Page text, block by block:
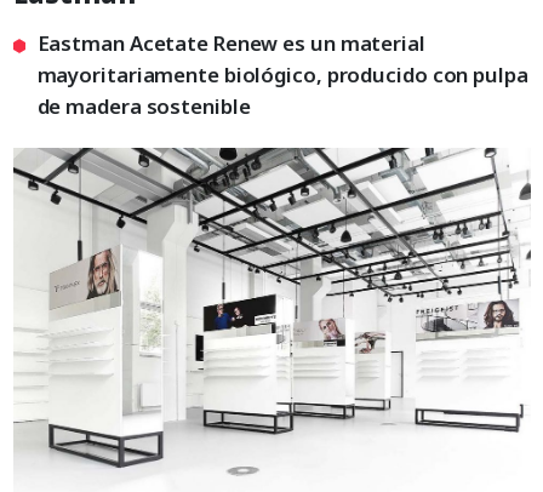
Eastman Acetate Renew es un material
mayoritariamente biológico, producido con pulpa
de madera sostenible